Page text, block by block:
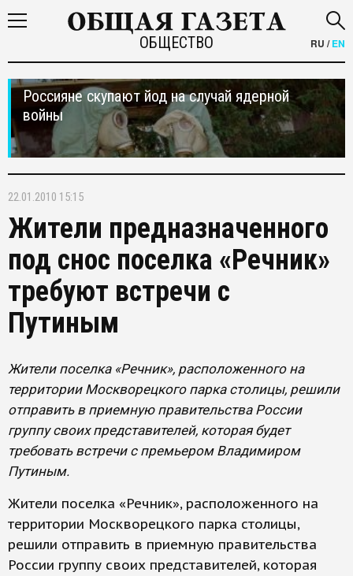
ОБЩЕСТВО RU /EN
Россияне скупают йод на случай ядерной
войны
22.01.2010 15:15
Жители предназначенного
под снос поселка «Речник»
требуют встречи с
Путиным
Жители поселка «Речник», расположенного на
территории Москворецкого парка столицы, решили
отправить в приемную правительства России
группу своих представителей, которая будет
требовать встречи с премьером Владимиром
Путиным.
Жители поселка «Речник», расположенного на
территории Москворецкого парка столицы,
решили отправить в приемную правительства
России группу своих представителей, которая